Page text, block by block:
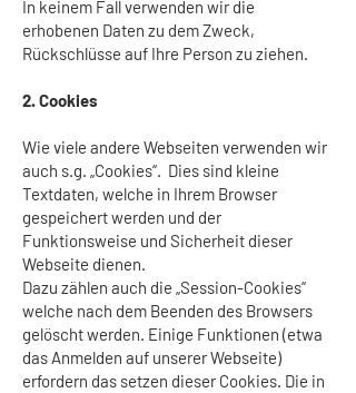
In keinem Fall verwenden wir die
erhobenen Daten zu dem Zweck,
Rückschlüsse auf Ihre Person zu ziehen.
2. Cookies
Wie viele andere Webseiten verwenden wir
auch s.g. „Cookies“. Dies sind kleine
Textdaten, welche in Ihrem Browser
gespeichert werden und der
Funktionsweise und Sicherheit dieser
Webseite dienen.
Dazu zählen auch die „Session-Cookies“
welche nach dem Beenden des Browsers
gelöscht werden. Einige Funktionen (etwa
das Anmelden auf unserer Webseite)
erfordern das setzen dieser Cookies. Die in